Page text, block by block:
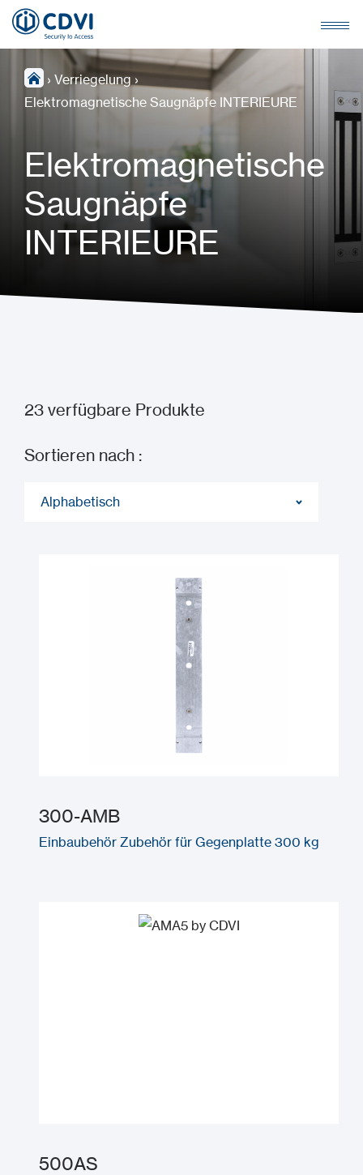
› Verriegelung ›
Elektromagnetische Saugnäpfe INTERIEURE
Elektromagnetische
Saugnäpfe
INTERIEURE
23 verfügbare Produkte
Sortieren nach :
Alphabetisch
300-AMB
Einbaubehör Zubehör für Gegenplatte 300 kg
500AS